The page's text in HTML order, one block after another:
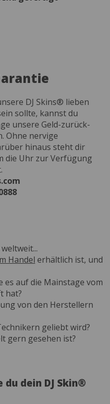
DJ Skins® lieben
sollte, kannst du
unsere Geld-zurück-
Ohne nervige
hinaus steht dir
die Uhr zur Verfügung
Handel erhältlich ist, und
es auf die Mainstage vom
hat?
von den Herstellern
geliebt wird?
gern gesehen ist?
dein DJ Skin®